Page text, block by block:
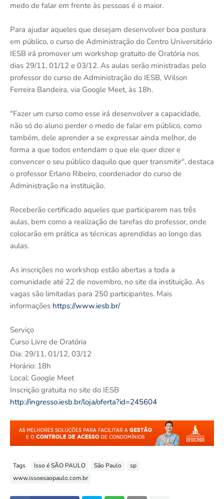
medo de falar em frente às pessoas é o maior.
Para ajudar aqueles que desejam desenvolver boa postura
em público, o curso de Administração do Centro Universitário
IESB irá promover um workshop gratuito de Oratória nos
dias 29/11, 01/12 e 03/12. As aulas serão ministradas pelo
professor do curso de Administração do IESB, Wilson
Ferreira Bandeira, via Google Meet, às 18h.
"Fazer um curso como esse irá desenvolver a capacidade,
não só do aluno perder o medo de falar em público, como
também, dele aprender a se expressar ainda melhor, de
forma a que todos entendam o que ele quer dizer e
convencer o seu público daquilo que quer transmitir'', destaca
o professor Erlano Ribeiro, coordenador do curso de
Administração na instituição.
Receberão certificado aqueles que participarem nas três
aulas, bem como a realização de tarefas do professor, onde
colocarão em prática as técnicas aprendidas ao longo das
aulas.
As inscrições no workshop estão abertas a toda a
comunidade até 22 de novembro, no site da instituição. As
vagas são limitadas para 250 participantes. Mais
informações https://www.iesb.br/
Serviço
Curso Livre de Oratória
Dia: 29/11, 01/12, 03/12
Horário: 18h
Local: Google Meet
Inscrição gratuita no site do IESB
http://ingresso.iesb.br/loja/oferta?id=245604
Tags Isso é SÃO PAULO São Paulo
sp
www.issoesaopaulo.com.br